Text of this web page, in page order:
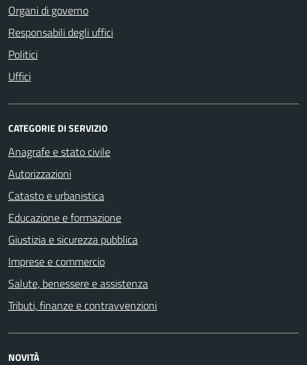
Organi di governo
Responsabili degli uffici
Politici
Uffici
CATEGORIE DI SERVIZIO
Anagrafe e stato civile
Autorizzazioni
Catasto e urbanistica
Educazione e formazione
Giustizia e sicurezza pubblica
Imprese e commercio
Salute, benessere e assistenza
Tributi, finanze e contravvenzioni
NOVITÀ